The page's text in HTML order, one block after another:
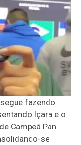
segue fazendo
Içara e o
Campeã Pan-
se